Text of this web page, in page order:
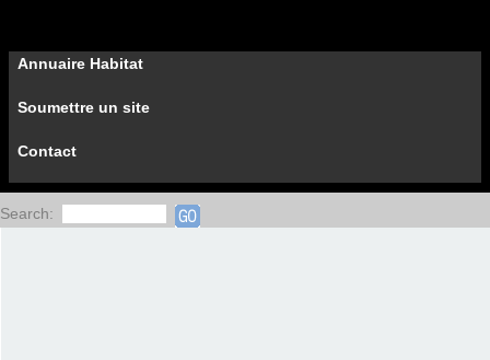
Annuaire Habitat
Soumettre un site
Contact
Search: